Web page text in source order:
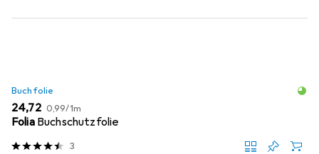
Buchfolie
EUR
24,72 EUR
0,99/1m
Folia Buchschutzfolie
3